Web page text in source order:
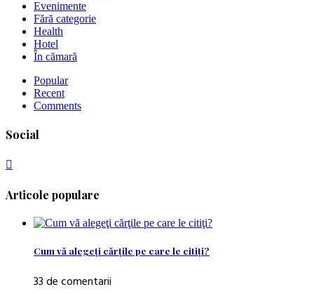
Evenimente
Fără categorie
Health
Hotel
În cămară
Popular
Recent
Comments
Social
Articole populare
Cum vă alegeţi cărţile pe care le citiţi?
33 de comentarii